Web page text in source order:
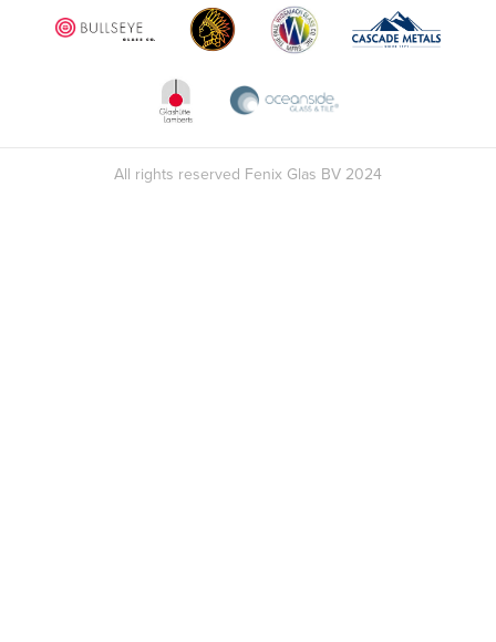
All rights reserved Fenix Glas BV 2024